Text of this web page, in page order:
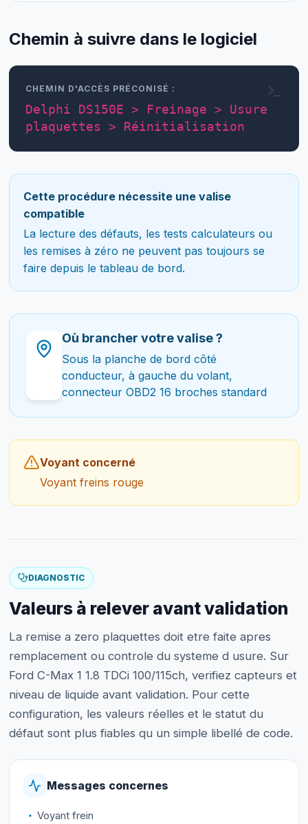
Chemin à suivre dans le logiciel
CHEMIN D'ACCÈS PRÉCONISÉ :
Delphi DS150E > Freinage > Usure
plaquettes > Réinitialisation
Cette procédure nécessite une valise
compatible
La lecture des défauts, les tests calculateurs ou
les remises à zéro ne peuvent pas toujours se
faire depuis le tableau de bord.
Où brancher votre valise ?
Sous la planche de bord côté
conducteur, à gauche du volant,
connecteur OBD2 16 broches standard
Voyant concerné
Voyant freins rouge
DIAGNOSTIC
Valeurs à relever avant validation
La remise a zero plaquettes doit etre faite apres
remplacement ou controle du systeme d usure. Sur
Ford C-Max 1 1.8 TDCi 100/115ch, verifiez capteurs et
niveau de liquide avant validation. Pour cette
configuration, les valeurs réelles et le statut du
défaut sont plus fiables qu un simple libellé de code.
Messages concernes
Voyant frein